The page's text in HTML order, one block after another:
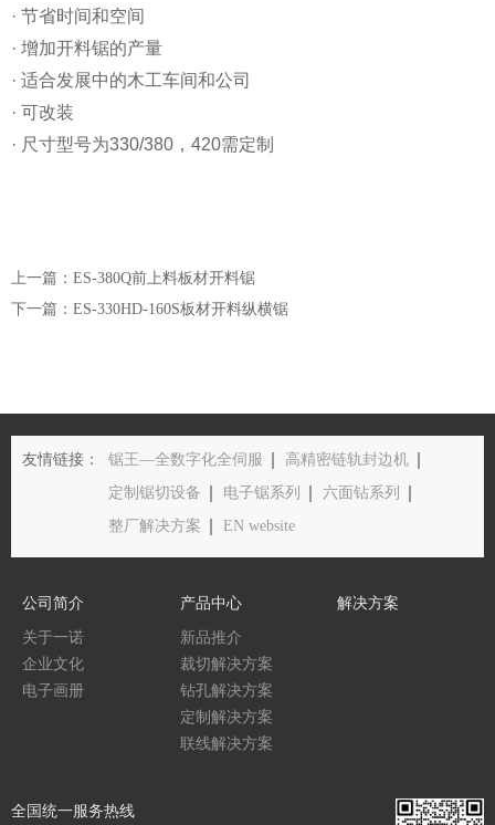
· 节省时间和空间
· 增加开料锯的产量
· 适合发展中的木工车间和公司
· 可改装
· 尺寸型号为330/380，420需定制
上一篇：ES-380Q前上料板材开料锯
下一篇：ES-330HD-160S板材开料纵横锯
友情链接： 锯王—全数字化全伺服
高精密链轨封边机
定制锯切设备
电子锯系列
六面钻系列
整厂解决方案
EN website
公司简介
关于一诺
企业文化
电子画册
产品中心
新品推介
裁切解决方案
钻孔解决方案
定制解决方案
联线解决方案
解决方案
全国统一服务热线